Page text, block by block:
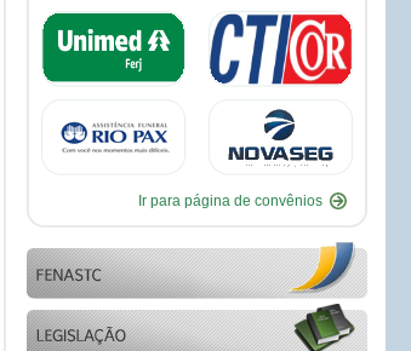
Ir para página de convênios